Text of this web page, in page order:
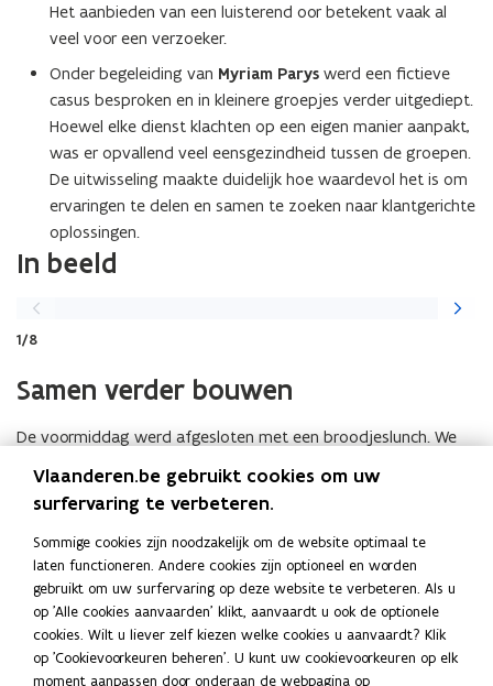
Het aanbieden van een luisterend oor betekent vaak al
veel voor een verzoeker.
Onder begeleiding van Myriam Parys werd een fictieve
casus besproken en in kleinere groepjes verder uitgediept.
Hoewel elke dienst klachten op een eigen manier aanpakt,
was er opvallend veel eensgezindheid tussen de groepen.
De uitwisseling maakte duidelijk hoe waardevol het is om
ervaringen te delen en samen te zoeken naar klantgerichte
oplossingen.
In beeld
Vorige
slide
slide
1/8
Samen verder bouwen
De voormiddag werd afgesloten met een broodjeslunch. We
deelnemers voor hun actieve bijdrage.
Heb je een thema dat je graag aan bod ziet komen op een
volgend netwerkmoment? Laat het ons weten via
info@vlaamseombudsdienst.be.
Deel deze pagina
Vlaanderen.be gebruikt cookies om uw
surfervaring te verbeteren.
Sommige cookies zijn noodzakelijk om de website optimaal te
laten functioneren. Andere cookies zijn optioneel en worden
gebruikt om uw surfervaring op deze website te verbeteren. Als u
op 'Alle cookies aanvaarden' klikt, aanvaardt u ook de optionele
cookies. Wilt u liever zelf kiezen welke cookies u aanvaardt? Klik
op 'Cookievoorkeuren beheren'. U kunt uw cookievoorkeuren op elk
moment aanpassen door onderaan de webpagina op